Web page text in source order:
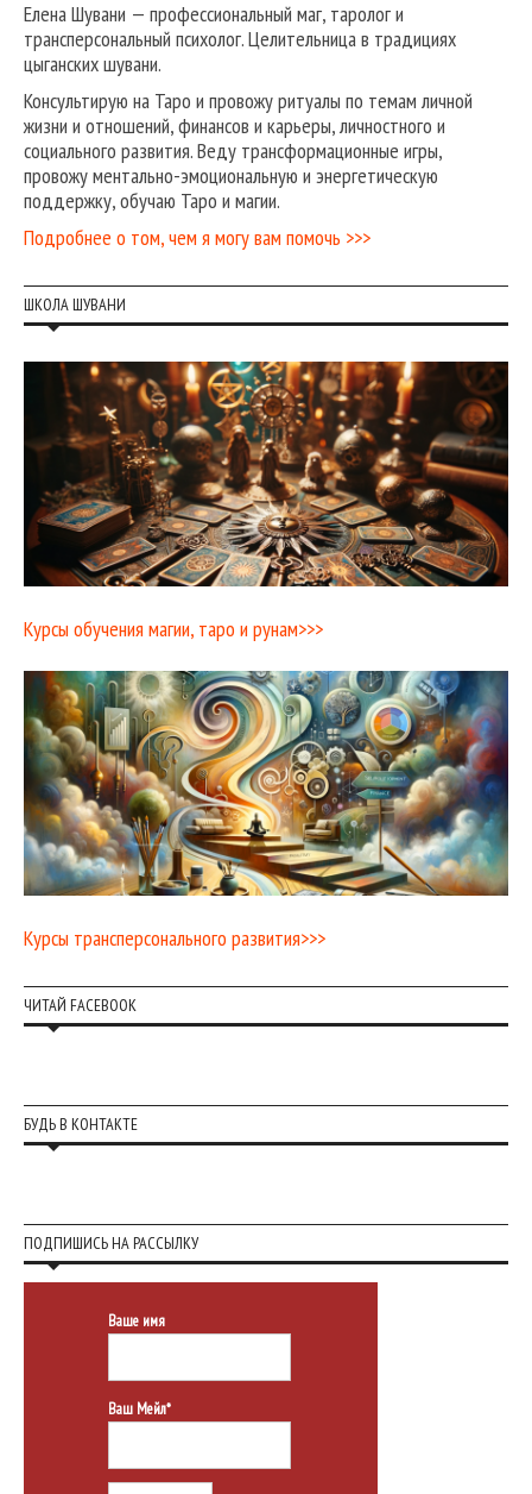
Елена Шувани — профессиональный маг, таролог и
трансперсональный психолог. Целительница в традициях
цыганских шувани.
Консультирую на Таро и провожу ритуалы по темам личной
жизни и отношений, финансов и карьеры, личностного и
социального развития. Веду трансформационные игры,
провожу ментально-эмоциональную и энергетическую
поддержку, обучаю Таро и магии.
Подробнее о том, чем я могу вам помочь >>>
ШКОЛА ШУВАНИ
Курсы обучения магии, таро и рунам>>>
Курсы трансперсонального развития>>>
ЧИТАЙ FACEBOOK
БУДЬ В КОНТАКТЕ
ПОДПИШИСЬ НА РАССЫЛКУ
Ваше имя
Ваш Мейл*